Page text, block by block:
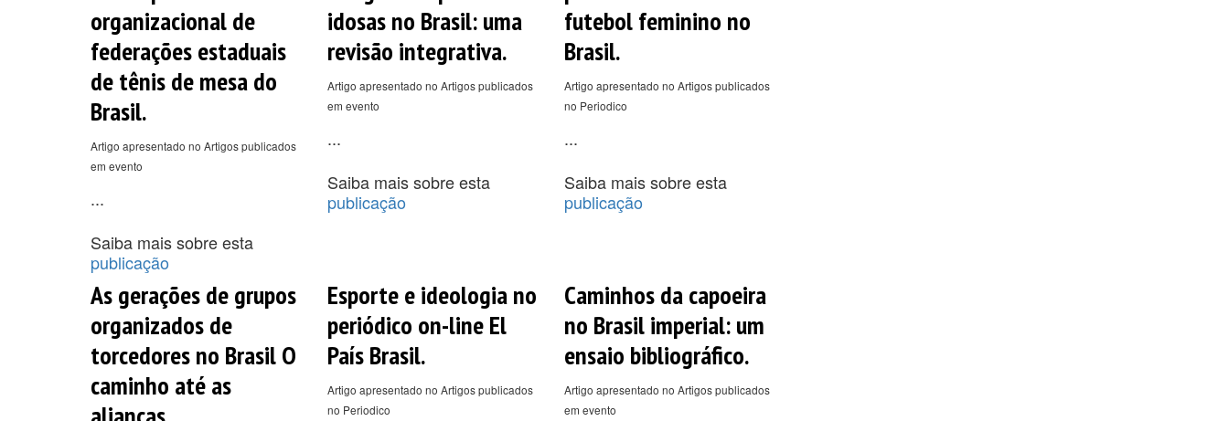
organizacional de
federações estaduais
de tênis de mesa do
Brasil.
Artigo apresentado no Artigos publicados
em evento
...
Saiba mais sobre esta
publicação
idosas no Brasil: uma
revisão integrativa.
Artigo apresentado no Artigos publicados
em evento
...
Saiba mais sobre esta
publicação
futebol feminino no
Brasil.
Artigo apresentado no Artigos publicados
no Periodico
...
Saiba mais sobre esta
publicação
As gerações de grupos
organizados de
torcedores no Brasil O
caminho até as
Esporte e ideologia no
periódico on-line El
País Brasil.
Artigo apresentado no Artigos publicados
no Periodico
Caminhos da capoeira
no Brasil imperial: um
ensaio bibliográfico.
Artigo apresentado no Artigos publicados
em evento